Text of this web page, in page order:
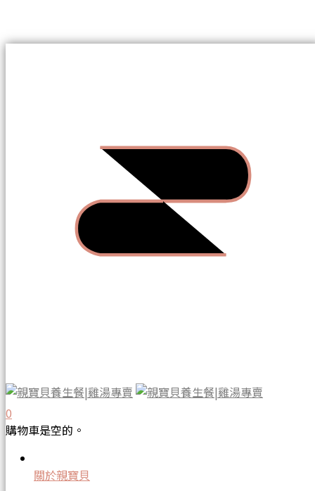
0
購物車是空的。
關於親寶貝
女性進入更年期，身體會面臨女性荷爾蒙大幅下降帶來
的眾多挑戰。這時「吃得對」就成了保養身體的關鍵。
攝取適量營養素，不僅能舒緩不適症狀，還能降低慢性
病風險。本文介紹更年期女性必吃的 6 大關鍵營養，並
提供三餐菜單參考，從內而外調理身心，優雅度過更年
更年期保養的飲食關鍵
選擇更年期保養餐的注意事項